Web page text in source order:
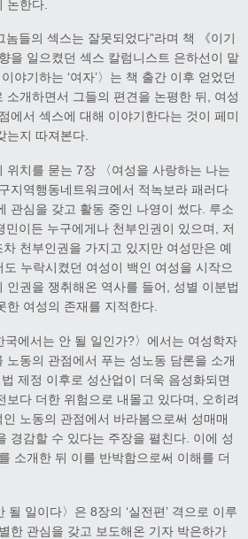
논한다.
놈들의 섹스는 잘못되었다”라며 책 《이기
을 일으켰던 섹스 칼럼니스트 은하선이 맡
야기하는 ‘여자’〉는 책 출간 이후 얻었던
소개하면서 그들의 편견을 논평한 뒤, 여성
에서 섹스에 대해 이야기한다는 것이 페미
는지 따져본다.
위치를 묻는 7장 〈여성을 사랑하는 나는
지역행동네트워크에서 적녹보라 패러다
관심을 갖고 활동 중인 나영이 썼다. 루소
민이든 누구에게나 천부인권이 있으며, 저
천부인권을 가지고 있지만 여성만은 예
도 누락시켰던 여성이 백인 여성을 시작으
인권을 쟁취해온 역사를 들어, 성별 이분법
여성의 존재를 지적한다.
에서는 안 될 일인가?〉에서는 여성학자
노동의 관점에서 푸는 성노동 담론을 소개
제정 이후로 성산업이 더욱 음성화되면
보다 더한 위험으로 내몰고 있다며, 오히려
노동의 관점에서 바라봄으로써 성매매
경감할 수 있다는 주장을 펼친다. 이에 성
소개한 뒤 이를 반박함으로써 이해를 더
일이다〉은 8장의 ‘실전편’ 격으로 이루
한 관심을 갖고 보도해온 기자 박은하가